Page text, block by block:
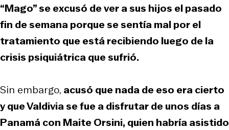
“Mago” se excusó de ver a sus hijos el pasado
fin de semana porque se sentía mal por el
tratamiento que está recibiendo luego de la
crisis psiquiátrica que sufrió.
Sin embargo, acusó que nada de eso era cierto
y que Valdivia se fue a disfrutar de unos días a
Panamá con Maite Orsini, quien habría asistido